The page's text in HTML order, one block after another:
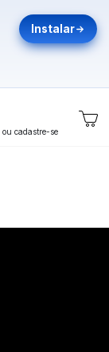
Instalar
ou cadastre-se